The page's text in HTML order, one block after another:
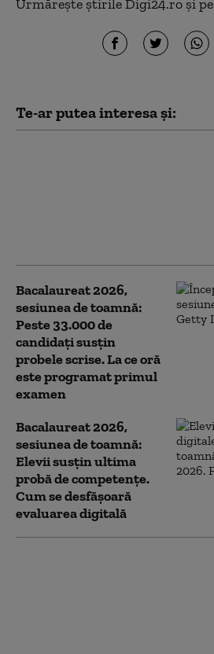
Urmărește știrile Digi24.ro și pe
Te-ar putea interesa și:
Bacalaureat 2026,
sesiunea de toamnă:
Peste 33.000 de
candidați susțin
probele scrise. La ce oră
este programat primul
examen
Bacalaureat 2026,
sesiunea de toamnă:
Elevii susțin ultima
probă de competențe.
Cum se desfășoară
evaluarea digitală